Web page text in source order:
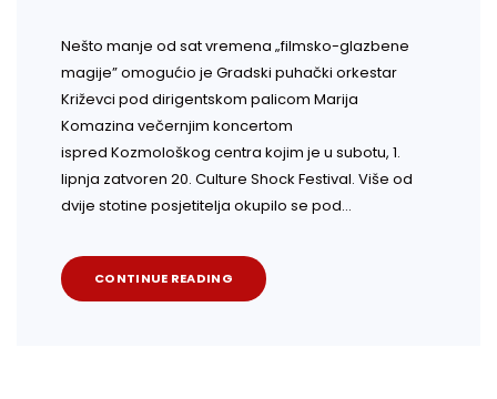
Nešto manje od sat vremena „filmsko-glazbene
magije” omogućio je Gradski puhački orkestar
Križevci pod dirigentskom palicom Marija
Komazina večernjim koncertom
ispred Kozmološkog centra kojim je u subotu, 1.
lipnja zatvoren 20. Culture Shock Festival. Više od
dvije stotine posjetitelja okupilo se pod…
CONTINUE READING